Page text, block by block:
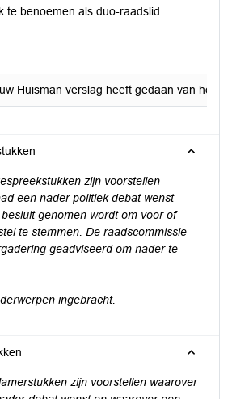
te benoemen als duo-raadslid
Huisman verslag heeft gedaan van het
zijn voorstellen
een nader politiek debat wenst
genomen wordt om voor of
te stemmen. De raadscommissie
geadviseerd om nader te
ingebracht.
zijn voorstellen waarover